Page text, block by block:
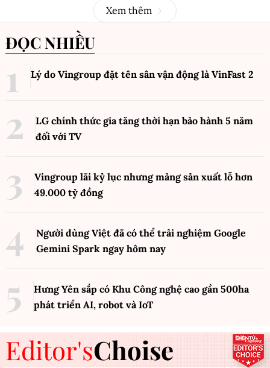
Xem thêm
ĐỌC NHIỀU
Lý do Vingroup đặt tên sân vận động là VinFast 2
LG chính thức gia tăng thời hạn bảo hành 5 năm
đối với TV
Vingroup lãi kỷ lục nhưng mảng sản xuất lỗ hơn
49.000 tỷ đồng
Người dùng Việt đã có thể trải nghiệm Google
Gemini Spark ngay hôm nay
Hưng Yên sắp có Khu Công nghệ cao gần 500ha
phát triển AI, robot và IoT
Editor'sChoise